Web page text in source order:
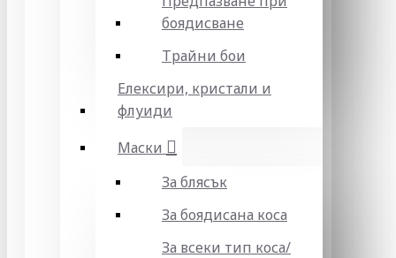
боядисване
Трайни бои
Елексири, кристали и
флуиди
Маски
За блясък
За боядисана коса
За всеки тип коса/